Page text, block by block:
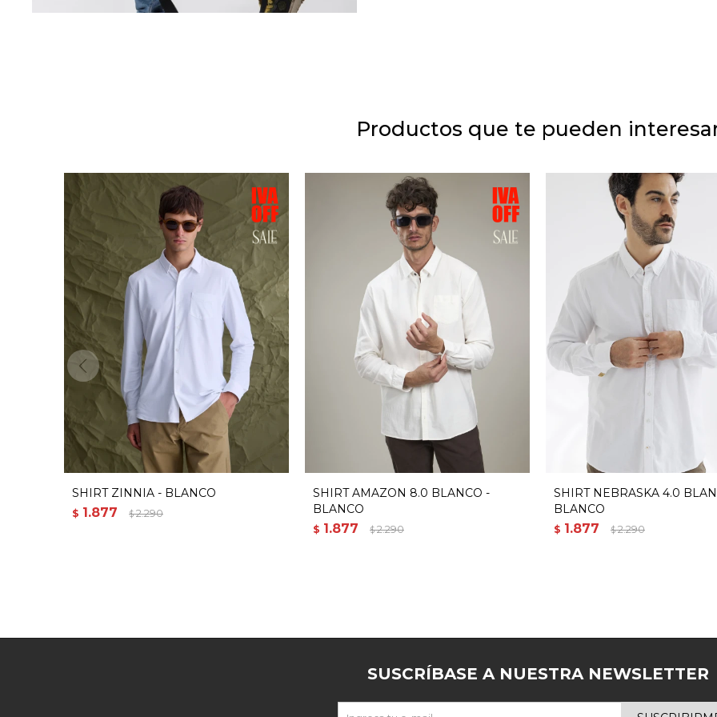
Productos que te pueden
SHIRT ZINNIA - BLANCO
$ 1.877 $ 2.290
SHIRT AMAZON 8.0 BLANCO -
BLANCO
$ 1.877 $ 2.290
SHIRT NEBRASKA 4.0
BLANCO
$ 1.877 $ 2.290
SUSCRÍBASE A NUESTRA NEWSLETTER